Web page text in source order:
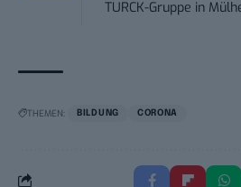
TURCK-Gruppe in
THEMEN: BILDUNG CORONA